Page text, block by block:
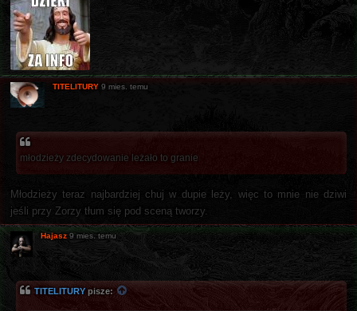
TITELITURY 9 mies. temu
młodzieży zdecydowanie leżało to granie
Młodzieży teraz najbardziej chuj w dupie leży, więc to mnie nie dziwi
jeśli przy Zorzy tłum się pod sceną tworzy.
Hajasz 9 mies. temu
TITELITURY pisze: